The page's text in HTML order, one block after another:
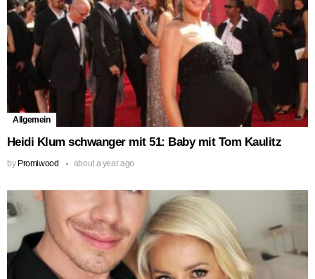
Allgemein
Heidi Klum schwanger mit 51: Baby mit Tom Kaulitz
by Promiwood about a year ago